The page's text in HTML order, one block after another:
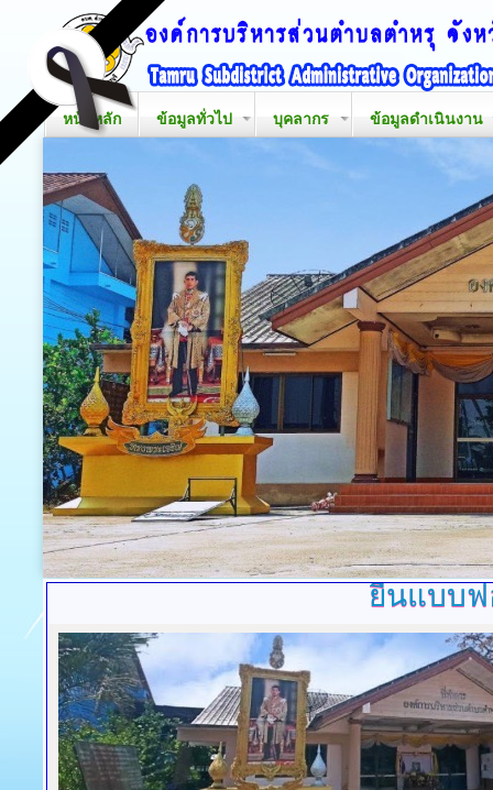
หน้าหลัก ข้อมูลทั่วไป บุคลากร ข้อมูลดำเนินงาน
ยื่นแบบฟ